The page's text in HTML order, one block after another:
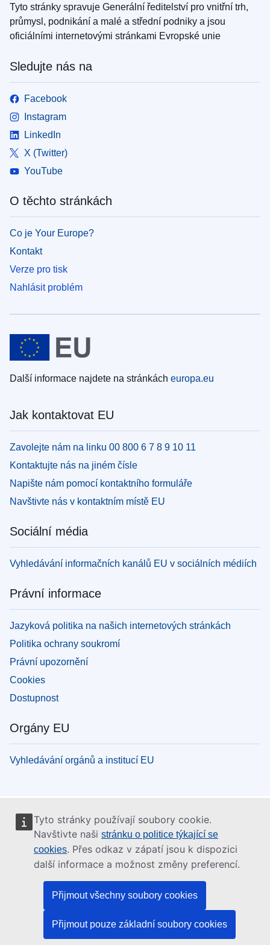
Tyto stránky používají soubory cookie.
Navštivte naši stránku o politice týkající se
cookies. Přes odkaz v zápatí jsou k dispozici
další informace a možnost změny preferencí.
Přijmout všechny soubory cookies
Přijmout pouze základní soubory cookies
Tyto stránky spravuje Generální ředitelství pro vnitřní trh,
průmysl, podnikání a malé a střední podniky a jsou
oficiálními internetovými stránkami Evropské unie
Sledujte nás na
Facebook
Instagram
LinkedIn
X (Twitter)
YouTube
O těchto stránkách
Co je Your Europe?
Kontakt
Verze pro tisk
Nahlásit problém
Další informace najdete na stránkách europa.eu
Jak kontaktovat EU
Zavolejte nám na linku 00 800 6 7 8 9 10 11
Kontaktujte nás na jiném čísle
Napište nám pomocí kontaktního formuláře
Navštivte nás v kontaktním místě EU
Sociální média
Vyhledávání informačních kanálů EU v sociálních médiích
Právní informace
Jazyková politika na našich internetových stránkách
Politika ochrany soukromí
Právní upozornění
Cookies
Dostupnost
Orgány EU
Vyhledávání orgánů a institucí EU